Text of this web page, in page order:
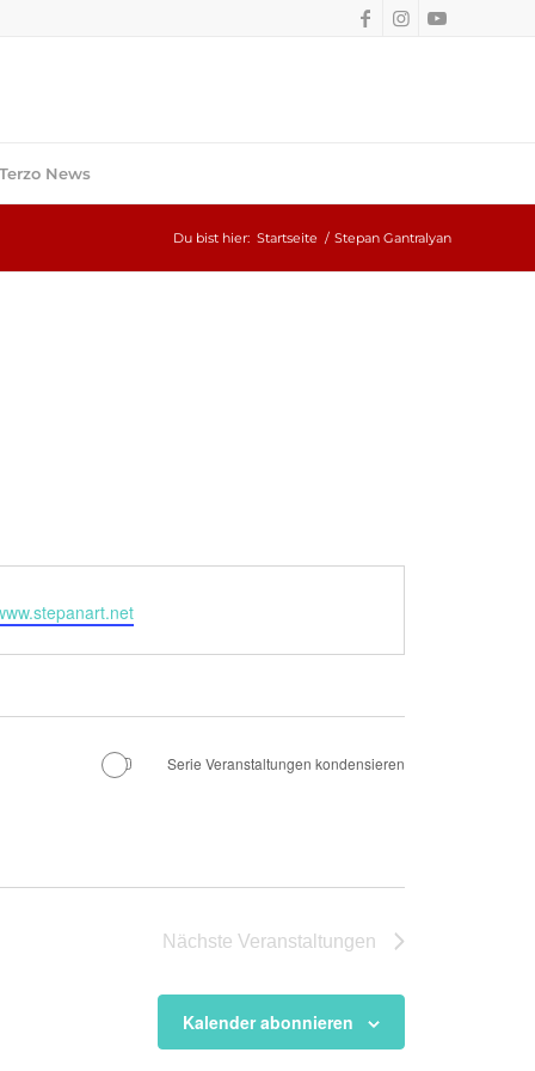
Terzo News
Du bist hier: Startseite / Stepan Gantralyan
Serie Veranstaltungen kondensieren
Nächste Veranstaltungen
Kalender abonnieren